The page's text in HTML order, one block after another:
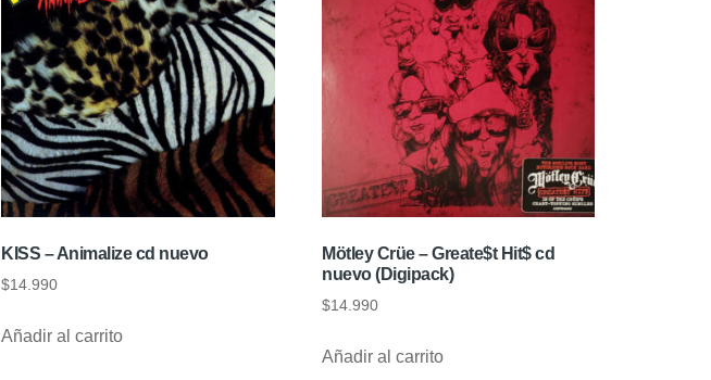
KISS – Animalize cd nuevo
$14.990
Añadir al carrito
Mötley Crüe – Greate$t Hit$ cd
nuevo (Digipack)
$14.990
Añadir al carrito